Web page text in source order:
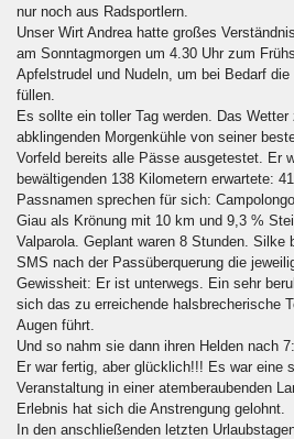
nur noch aus Radsportlern.
Unser Wirt Andrea hatte großes
am Sonntagmorgen um 4.30 Uhr zum
Apfelstrudel und Nudeln, um bei Bedarf
füllen.
Es sollte ein toller Tag werden. Das
abklingenden Morgenkühle von seiner
Vorfeld bereits alle Pässe ausgetestet. Er
bewältigenden 138 Kilometern erwartete:
Passnamen sprechen für sich:
Giau als Krönung mit 10 km und 9,3 %
Valparola. Geplant waren 8 Stunden. Silke
SMS nach der Passüberquerung die
Gewissheit: Er ist unterwegs. Ein sehr
sich das zu erreichende halsbrecherische
Augen führt.
Und so nahm sie dann ihren Helden nach
Er war fertig, aber glücklich!!! Es war eine
Veranstaltung in einer atemberaubenden
Erlebnis hat sich die Anstrengung gelohnt.
In den anschließenden letzten